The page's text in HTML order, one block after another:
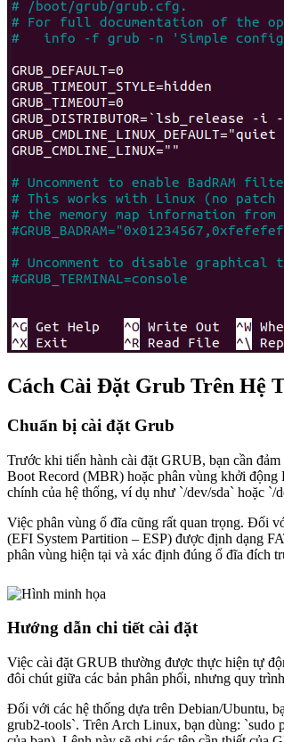
Cách Cài Đặt Grub Trên Hệ
Chuẩn bị cài đặt Grub
Trước khi tiến hành cài đặt GRUB, bạn cần
Boot Record (MBR) hoặc phân vùng khởi động
chính của hệ thống, ví dụ như `/dev/sda` hoặc `/
Việc phân vùng ổ đĩa cũng rất quan trọng. Đối
(EFI System Partition – ESP) được định dạng
phân vùng hiện tại và xác định đúng ổ đĩa đích
Hướng dẫn chi tiết cài đặt
Việc cài đặt GRUB thường được thực hiện tự
đôi chút giữa các bản phân phối, nhưng quy
Đối với các hệ thống dựa trên Debian/Ubuntu,
grub2-tools`. Trên Arch Linux, bạn dùng: `sudo